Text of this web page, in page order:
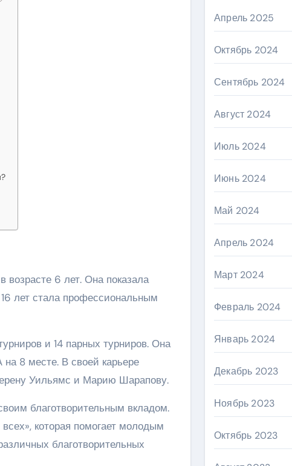
возрасте 6 лет. Она показала
лет стала профессиональным
и 14 парных турниров. Она
на 8 месте. В своей карьере
Уильямс и Марию Шарапову.
благотворительным вкладом.
которая помогает молодым
благотворительных
Апрель 2025
Октябрь 2024
Сентябрь 2024
Август 2024
Июль 2024
Июнь 2024
Май 2024
Апрель 2024
Март 2024
Февраль 2024
Январь 2024
Декабрь 2023
Ноябрь 2023
Октябрь 2023